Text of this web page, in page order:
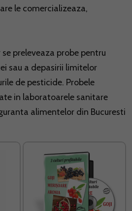
le comercializeaza,
preleveaza probe pentru
sau a depasirii limitelor
de pesticide. Probele
in laboratoarele sanitare
alimentelor din Bucuresti